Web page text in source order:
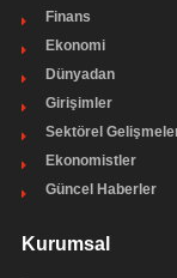
Finans
Ekonomi
Dünyadan
Girişimler
Sektörel
Ekonomistler
Güncel Haberler
Kurumsal